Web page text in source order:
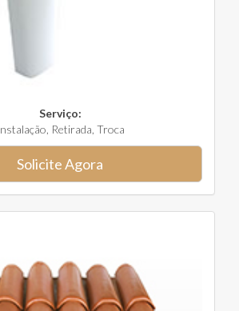
Serviço:
Retirada, Troca
Solicite Agora